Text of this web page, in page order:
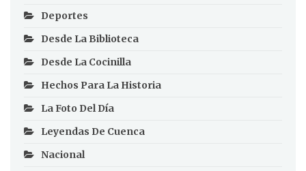
Deportes
Desde La Biblioteca
Desde La Cocinilla
Hechos Para La Historia
La Foto Del Día
Leyendas De Cuenca
Nacional